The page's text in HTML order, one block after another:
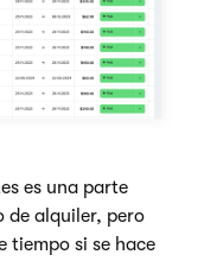
es una parte
de alquiler, pero
tiempo si se hace